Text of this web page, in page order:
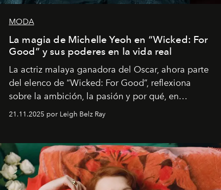
MODA
La magia de Michelle Yeoh en “Wicked: For
Good” y sus poderes en la vida real
La actriz malaya ganadora del Oscar, ahora parte
del elenco de “Wicked: For Good”, reflexiona
sobre la ambición, la pasión y por qué, en
ocasiones, la introspección puede esperar. “Es
importa si no lo entienden’”, confiesa.
21.11.2025 por Leigh Belz Ray